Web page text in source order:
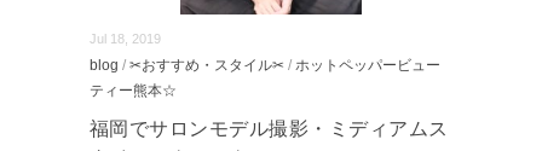
Jul 18, 2019
blog / ✂おすすめ・スタイル✂ / ホットペッパービュー
ティー熊本☆
福岡でサロンモデル撮影・ミディアムス